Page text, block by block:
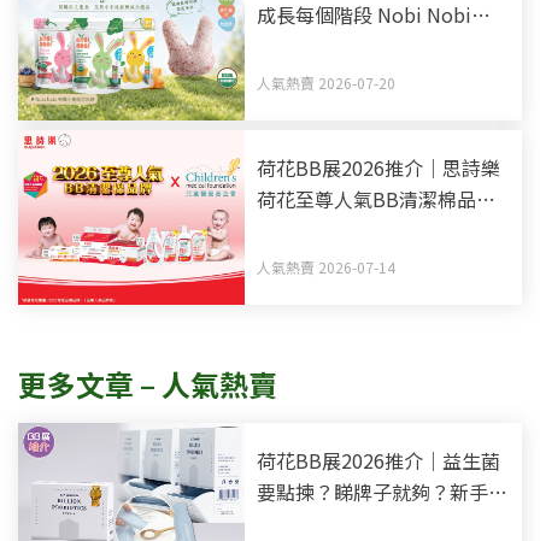
成長每個階段 Nobi Nobi
之選
人氣熱賣 2026-07-20
荷花BB展2026推介｜思詩樂
荷花至尊人氣BB清潔棉品牌
樂
人氣熱賣 2026-07-14
更多文章 – 人氣熱賣
荷花BB展2026推介｜益生菌
要點揀？睇牌子就夠？新手爸